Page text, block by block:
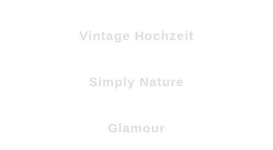
Vintage Hochzeit
Simply Nature
Glamour